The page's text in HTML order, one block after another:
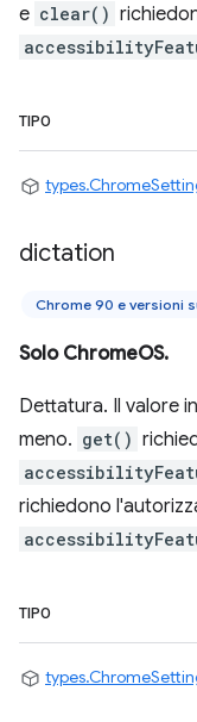
e clear()
TIPO
dictation
Chrome 90 e versioni
Solo ChromeOS.
Dettatura. Il valore
meno. get()
richiedono
TIPO